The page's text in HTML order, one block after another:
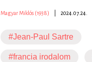
Magyar Miklós (1938) 2024.07.24.
#Jean-Paul Sartre
#francia irodalom